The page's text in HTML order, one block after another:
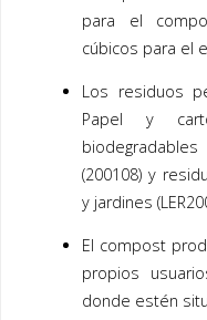
para el
cúbicos para el
Los residuos
Papel y
(200108) y
y jardines
El compost
propios
donde estén